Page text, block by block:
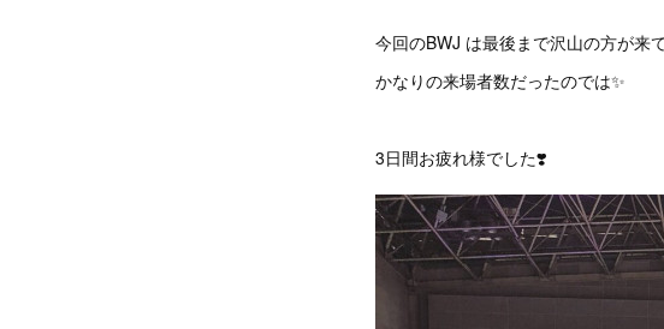
今回のBWJ は最後まで沢山の方が来
かなりの来場者数だったのでは✨
3日間お疲れ様でした❣️